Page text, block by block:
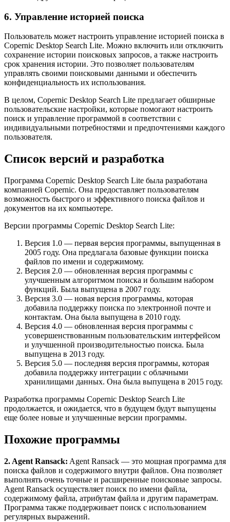
6. Управление историей поиска
Пользователь может настроить управление историей поиска в
Copernic Desktop Search Lite. Можно включить или отключить
сохранение истории поисковых запросов, а также настроить
срок хранения истории. Это позволяет пользователям
управлять своими поисковыми данными и обеспечить
конфиденциальность их использования.
В целом, Copernic Desktop Search Lite предлагает обширные
пользовательские настройки, которые помогают настроить
поиск и управление программой в соответствии с
индивидуальными потребностями и предпочтениями каждого
пользователя.
Список версий и разработка
Программа Copernic Desktop Search Lite была разработана
компанией Copernic. Она предоставляет пользователям
возможность быстрого и эффективного поиска файлов и
документов на их компьютере.
Версии программы Copernic Desktop Search Lite:
Версия 1.0 — первая версия программы, выпущенная в
2005 году. Она предлагала базовые функции поиска
файлов по имени и содержимому.
Версия 2.0 — обновленная версия программы с
улучшенным алгоритмом поиска и большим набором
функций. Была выпущена в 2007 году.
Версия 3.0 — новая версия программы, которая
добавила поддержку поиска по электронной почте и
контактам. Она была выпущена в 2010 году.
Версия 4.0 — обновленная версия программы с
усовершенствованным пользовательским интерфейсом
и улучшенной производительностью поиска. Была
выпущена в 2013 году.
Версия 5.0 — последняя версия программы, которая
добавила поддержку интеграции с облачными
хранилищами данных. Она была выпущена в 2015 году.
Разработка программы Copernic Desktop Search Lite
продолжается, и ожидается, что в будущем будут выпущены
еще более новые и улучшенные версии программы.
Похожие программы
2. Agent Ransack: Agent Ransack — это мощная программа для
поиска файлов и содержимого внутри файлов. Она позволяет
выполнять очень точные и расширенные поисковые запросы.
Agent Ransack осуществляет поиск по имени файла,
содержимому файла, атрибутам файла и другим параметрам.
Программа также поддерживает поиск с использованием
регулярных выражений.